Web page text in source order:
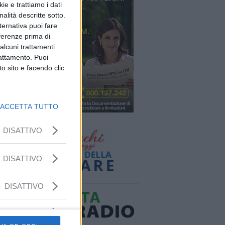
e trattiamo i dati
descritte sotto.
puoi fare
prima di
trattamenti
Puoi
sito e facendo clic
ACCETTA TUTTO
DISATTIVO
DISATTIVO
DISATTIVO